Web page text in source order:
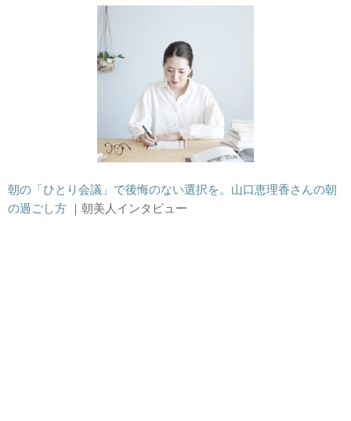
朝の「ひとり会議」で後悔のない選択を。山口恵理香さんの朝
の過ごし方 ｜朝美人インタビュー